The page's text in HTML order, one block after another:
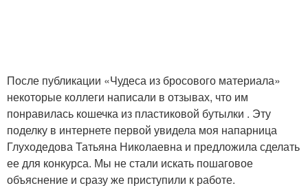
После публикации «Чудеса из бросового материала»
некоторые коллеги написали в отзывах, что им
понравилась кошечка из пластиковой бутылки . Эту
поделку в интернете первой увидела моя напарница
Глуходедова Татьяна Николаевна и предложила сделать
ее для конкурса. Мы не стали искать пошаговое
объяснение и сразу же приступили к работе.